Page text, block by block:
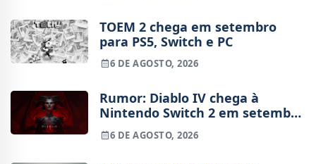
TOEM 2 chega em setembro
para PS5, Switch e PC
6 DE AGOSTO, 2026
Rumor: Diablo IV chega à
Nintendo Switch 2 em setembro
e vai custar o preço de um jogo
novo
6 DE AGOSTO, 2026